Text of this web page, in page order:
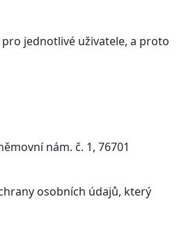
jednotlivé uživatele, a proto
nám. č. 1, 76701
osobních údajů, který